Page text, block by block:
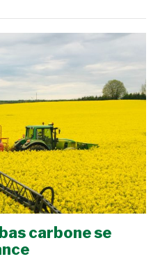
carbone se